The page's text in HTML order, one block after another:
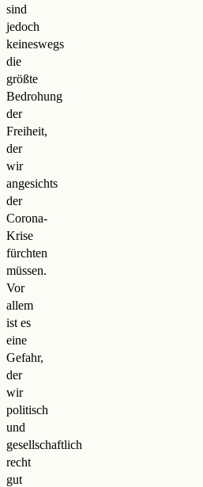
sind
jedoch
keineswegs
die
größte
Bedrohung
der
Freiheit,
der
wir
angesichts
der
Corona-
Krise
fürchten
müssen.
Vor
allem
ist es
eine
Gefahr,
der
wir
politisch
und
gesellschaftlich
recht
gut